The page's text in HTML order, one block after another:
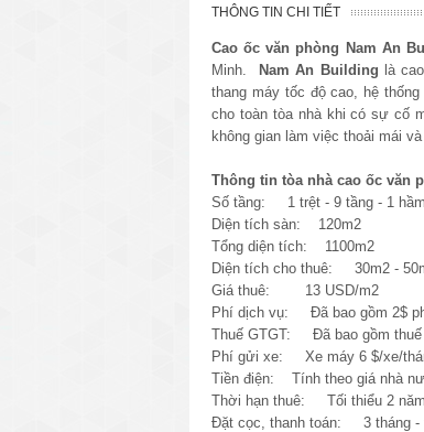
THÔNG TIN CHI TIẾT
Cao ốc văn phòng Nam An
Minh.
Nam An Building là
thang máy tốc độ cao, hệ
cho toàn tòa nhà khi có sự cố
không gian làm việc thoải mái và
Thông tin tòa nhà cao ốc văn
Số tầng: 1 trệt - 9 tầng - 1
Diện tích sàn: 120m2
Tổng diện tích: 1100m2
Diện tích cho thuê: 30m2 -
Giá thuê: 13 USD/m2
Phí dịch vụ: Đã bao gồm 2$
Thuế GTGT: Đã bao gồm thuế
Phí gửi xe: Xe máy 6 $/xe/
Tiền điện: Tính theo giá nhà
Thời hạn thuê: Tối thiểu 2 năm
Đặt cọc, thanh toán: 3 tháng -